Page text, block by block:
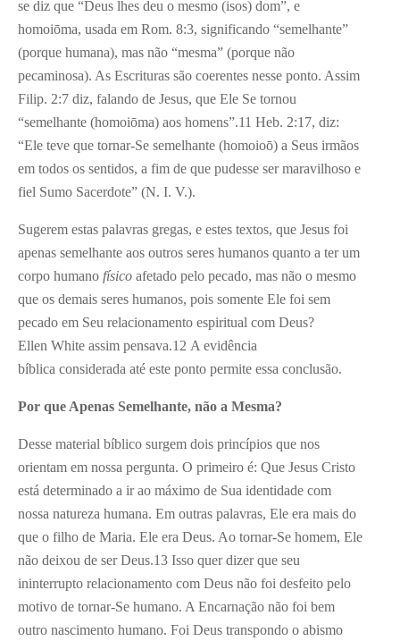
se diz que “Deus lhes deu o mesmo (isos) dom”, e
homoiōma, usada em Rom. 8:3, significando “semelhante”
(porque humana), mas não “mesma” (porque não
pecaminosa). As Escrituras são coerentes nesse ponto. Assim
Filip. 2:7 diz, falando de Jesus, que Ele Se tornou
“semelhante (homoiōma) aos homens”.11 Heb. 2:17, diz:
“Ele teve que tornar-Se semelhante (homoioō) a Seus irmãos
em todos os sentidos, a fim de que pudesse ser maravilhoso e
fiel Sumo Sacerdote” (N. I. V.).
Sugerem estas palavras gregas, e estes textos, que Jesus foi
apenas semelhante aos outros seres humanos quanto a ter um
corpo humano físico afetado pelo pecado, mas não o mesmo
que os demais seres humanos, pois somente Ele foi sem
pecado em Seu relacionamento espiritual com Deus?
Ellen White assim pensava.12 A evidência
bíblica considerada até este ponto permite essa conclusão.
Por que Apenas Semelhante, não a Mesma?
Desse material bíblico surgem dois princípios que nos
orientam em nossa pergunta. O primeiro é: Que Jesus Cristo
está determinado a ir ao máximo de Sua identidade com
nossa natureza humana. Em outras palavras, Ele era mais do
que o filho de Maria. Ele era Deus. Ao tornar-Se homem, Ele
não deixou de ser Deus.13 Isso quer dizer que seu
ininterrupto relacionamento com Deus não foi desfeito pelo
motivo de tornar-Se humano. A Encarnação não foi bem
outro nascimento humano. Foi Deus transpondo o abismo